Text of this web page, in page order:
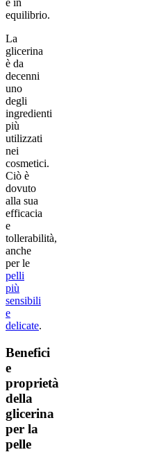
e in
equilibrio.
La
glicerina
è da
decenni
uno
degli
ingredienti
più
utilizzati
nei
cosmetici.
Ciò è
dovuto
alla sua
efficacia
e
tollerabilità,
anche
per le
pelli
più
sensibili
e
delicate.
Benefici
e
proprietà
della
glicerina
per la
pelle